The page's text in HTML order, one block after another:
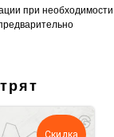
при необходимости